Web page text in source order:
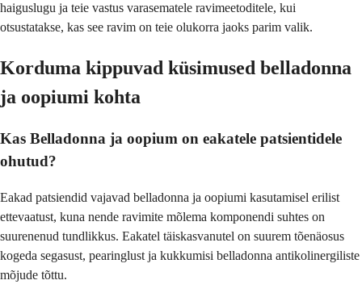
haiguslugu ja teie vastus varasematele ravimeetoditele, kui
otsustatakse, kas see ravim on teie olukorra jaoks parim valik.
Korduma kippuvad küsimused belladonna
ja oopiumi kohta
Kas Belladonna ja oopium on eakatele patsientidele
ohutud?
Eakad patsiendid vajavad belladonna ja oopiumi kasutamisel erilist
ettevaatust, kuna nende ravimite mõlema komponendi suhtes on
suurenenud tundlikkus. Eakatel täiskasvanutel on suurem tõenäosus
kogeda segasust, pearinglust ja kukkumisi belladonna antikolinergiliste
mõjude tõttu.